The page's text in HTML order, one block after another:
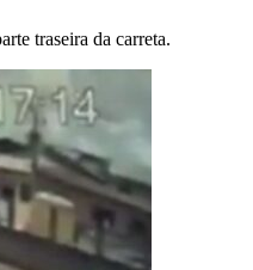
traseira da carreta.